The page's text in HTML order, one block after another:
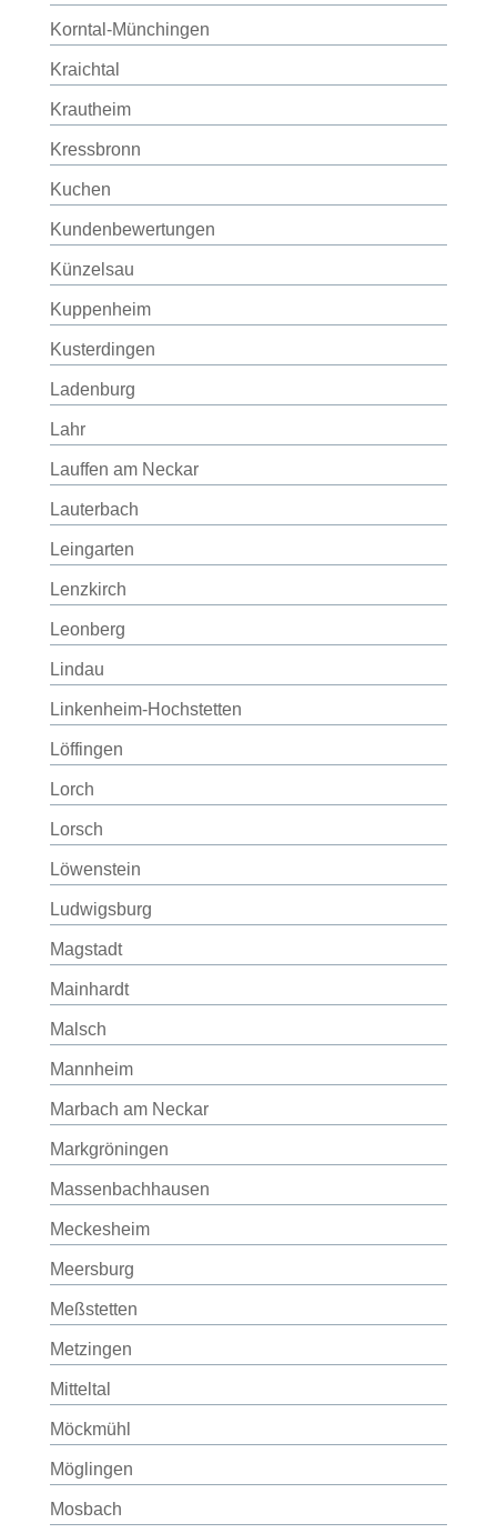
Korntal-Münchingen
Kraichtal
Krautheim
Kressbronn
Kuchen
Kundenbewertungen
Künzelsau
Kuppenheim
Kusterdingen
Ladenburg
Lahr
Lauffen am Neckar
Lauterbach
Leingarten
Lenzkirch
Leonberg
Lindau
Linkenheim-Hochstetten
Löffingen
Lorch
Lorsch
Löwenstein
Ludwigsburg
Magstadt
Mainhardt
Malsch
Mannheim
Marbach am Neckar
Markgröningen
Massenbachhausen
Meckesheim
Meersburg
Meßstetten
Metzingen
Mitteltal
Möckmühl
Möglingen
Mosbach